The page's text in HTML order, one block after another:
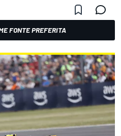
FONTE PREFERITA